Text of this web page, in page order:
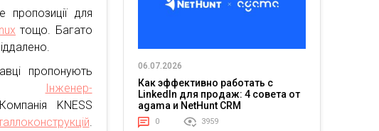
для
тощо. Багато
пропонують
Інженер-
KNESS
.
06.07.2026
Как эффективно работать с
LinkedIn для продаж: 4 совета от
agama и NetHunt CRM
0 3959